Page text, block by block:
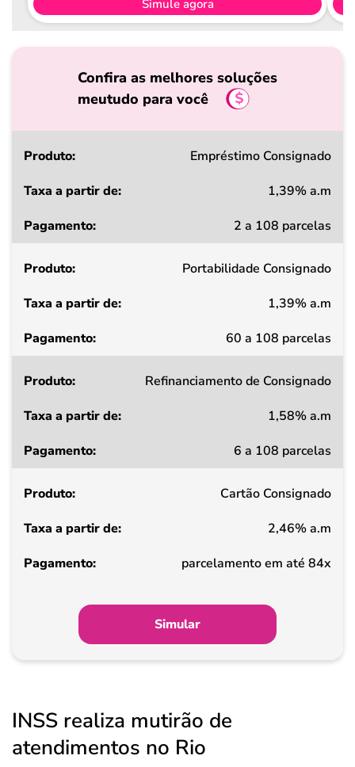
Simule agora
Confira as melhores soluções
meutudo para você
Produto
a
de
Pagamento
Empréstimo Consignado
1,39% a.m
2 a 108 parcelas
Portabilidade Consignado
1,39% a.m
60 a 108 parcelas
Refinanciamento de Consignado
1,58% a.m
6 a 108 parcelas
Cartão Consignado
2,46% a.m
parcelamento em até 84x
Simular
INSS realiza mutirão de
atendimentos no Rio